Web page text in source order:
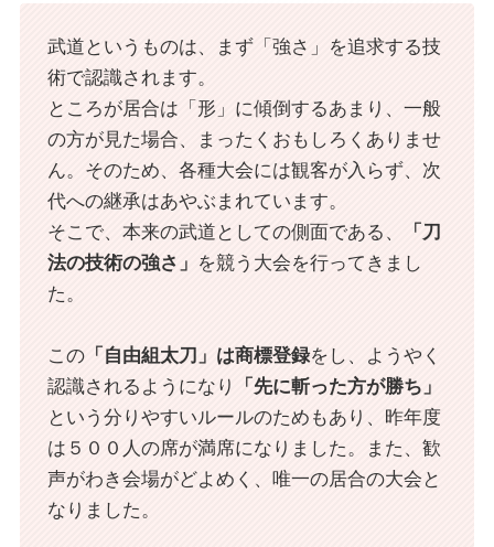
武道というものは、まず「強さ」を追求する技
術で認識されます。
ところが居合は「形」に傾倒するあまり、一般
の方が見た場合、まったくおもしろくありませ
ん。そのため、各種大会には観客が入らず、次
代への継承はあやぶまれています。
そこで、本来の武道としての側面である、
「刀
法の技術の強さ」 を競う大会を行ってきまし
た。
この 「自由組太刀」は商標登録をし、ようやく
認識されるようになり
「先に斬った方が勝ち」
という分りやすいルールのためもあり、昨年度
は５００人の席が満席になりました。また、歓
声がわき会場がどよめく、唯一の居合の大会と
なりました。